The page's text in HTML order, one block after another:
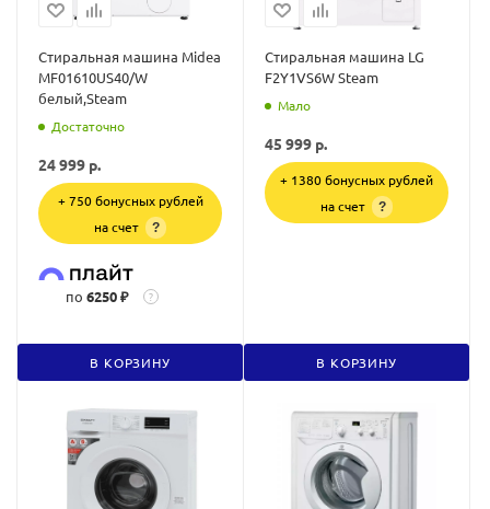
Стиральная машина Midea
MF01610US40/W
белый,Steam
Достаточно
24 999 р.
+ 750 бонусных рублей
на счет
?
по 6250 ₽ ?
В КОРЗИНУ
Стиральная машина LG
F2Y1VS6W Steam
Мало
45 999 р.
+ 1380 бонусных рублей
на счет
?
В КОРЗИНУ